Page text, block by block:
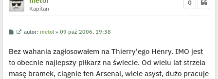
Kapitan
0
P
t
W
w
e
l
autor:metol »09 paź 2006, 19:38
Bez wahania zagłosowałem na Thierry'ego Henry. IMO jest
to obecnie najlepszy piłkarz na świecie. Od wielu lat strzela
masę bramek, ciągnie ten Arsenal, wiele asyst, dużo pracuje